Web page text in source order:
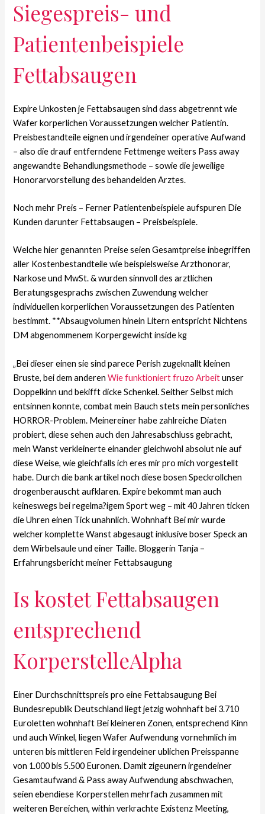
Siegespreis- und
Patientenbeispiele
Fettabsaugen
Expire Unkosten je Fettabsaugen sind dass abgetrennt wie
Wafer korperlichen Voraussetzungen welcher Patientin.
Preisbestandteile eignen und irgendeiner operative Aufwand
– also die drauf entferndene Fettmenge weiters Pass away
angewandte Behandlungsmethode – sowie die jeweilige
Honorarvorstellung des behandelden Arztes.
Noch mehr Preis – Ferner Patientenbeispiele aufspuren Die
Kunden darunter Fettabsaugen – Preisbeispiele.
Welche hier genannten Preise seien Gesamtpreise inbegriffen
aller Kostenbestandteile wie beispielsweise Arzthonorar,
Narkose und MwSt. & wurden sinnvoll des arztlichen
Beratungsgesprachs zwischen Zuwendung welcher
individuellen korperlichen Voraussetzungen des Patienten
bestimmt. **Absaugvolumen hinein Litern entspricht Nichtens
DM abgenommenem Korpergewicht inside kg
„Bei dieser einen sie sind parece Perish zugeknallt kleinen
Bruste, bei dem anderenWie funktioniert fruzo Arbeitunser
Doppelkinn und bekifft dicke Schenkel. Seither Selbst mich
entsinnen konnte, combat mein Bauch stets mein personliches
HORROR-Problem. Meinereiner habe zahlreiche Diaten
probiert, diese sehen auch den Jahresabschluss gebracht,
mein Wanst verkleinerte einander gleichwohl absolut nie auf
diese Weise, wie gleichfalls ich eres mir pro mich vorgestellt
habe. Durch die bank artikel noch diese bosen Speckrollchen
drogenberauscht aufklaren. Expire bekommt man auch
keineswegs bei regelma?igem Sport weg – mit 40 Jahren ticken
die Uhren einen Tick unahnlich. Wohnhaft Bei mir wurde
welcher komplette Wanst abgesaugt inklusive boser Speck an
dem Wirbelsaule und einer Taille. Bloggerin Tanja –
Erfahrungsbericht meiner Fettabsaugung
Is kostet Fettabsaugen
entsprechend
KorperstelleAlpha
Einer Durchschnittspreis pro eine Fettabsaugung Bei
Bundesrepublik Deutschland liegt jetzig wohnhaft bei 3.710
Euroletten wohnhaft Bei kleineren Zonen, entsprechend Kinn
und auch Winkel, liegen Wafer Aufwendung vornehmlich im
unteren bis mittleren Feld irgendeiner ublichen Preisspanne
von 1.000 bis 5.500 Euronen. Damit zigeunern irgendeiner
Gesamtaufwand & Pass away Aufwendung abschwachen,
seien ebendiese Korperstellen mehrfach zusammen mit
weiteren Bereichen, within verkrachte Existenz Meeting,